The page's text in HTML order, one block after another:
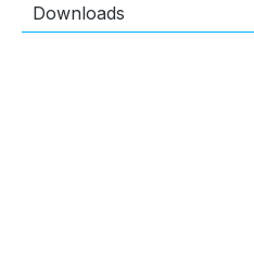
Downloads